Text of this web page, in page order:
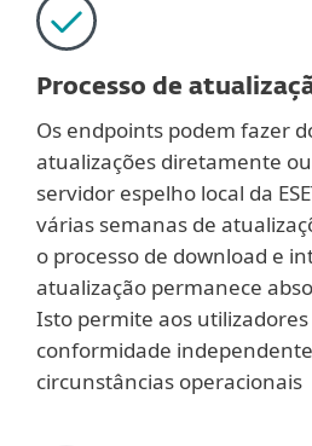
Processo de
Os endpoints podem fazer
atualizações diretamente
servidor espelho local da
várias semanas de
o processo de download e
atualização permanece
Isto permite aos
conformidade
circunstâncias operacionais